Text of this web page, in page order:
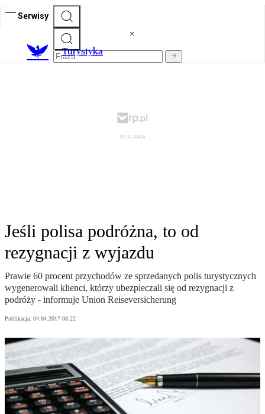
Serwisy
Turystyka
Jeśli polisa podróżna, to od
rezygnacji z wyjazdu
Prawie 60 procent przychodów ze sprzedanych polis turystycznych
wygenerowali klienci, którzy ubezpieczali się od rezygnacji z
podróży - informuje Union Reiseversicherung
Publikacja: 04.04.2017 08:22